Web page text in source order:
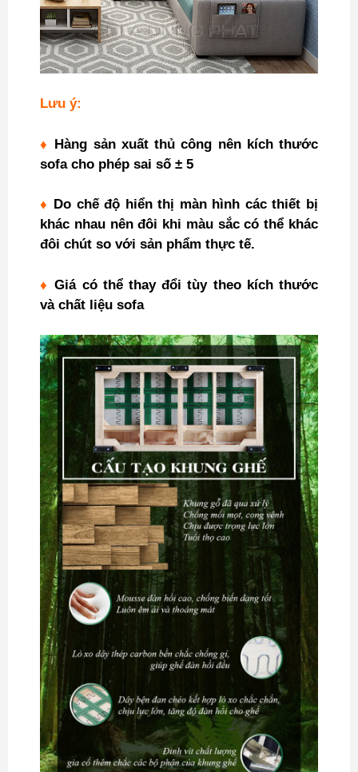
Lưu ý:
♦ Hàng sản xuất thủ công nên kích thước
sofa cho phép sai số ± 5
♦
Do chế độ hiển thị màn hình các thiết bị
khác nhau nên đôi khi màu sắc có thể khác
đôi chút so với sản phẩm thực tế.
♦ Giá có thể thay đổi tùy theo kích thước
và chất liệu sofa